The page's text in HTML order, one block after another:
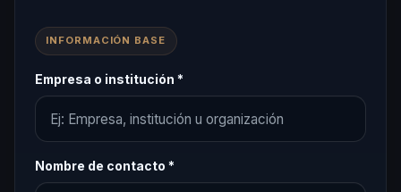
INFORMACIÓN BASE
Empresa o institución *
Nombre de contacto *